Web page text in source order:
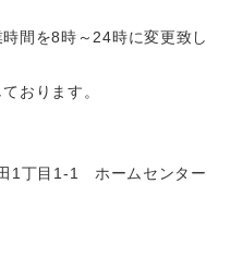
間を8時～24時に変更致し
おります。
1丁目1-1 ホームセンター